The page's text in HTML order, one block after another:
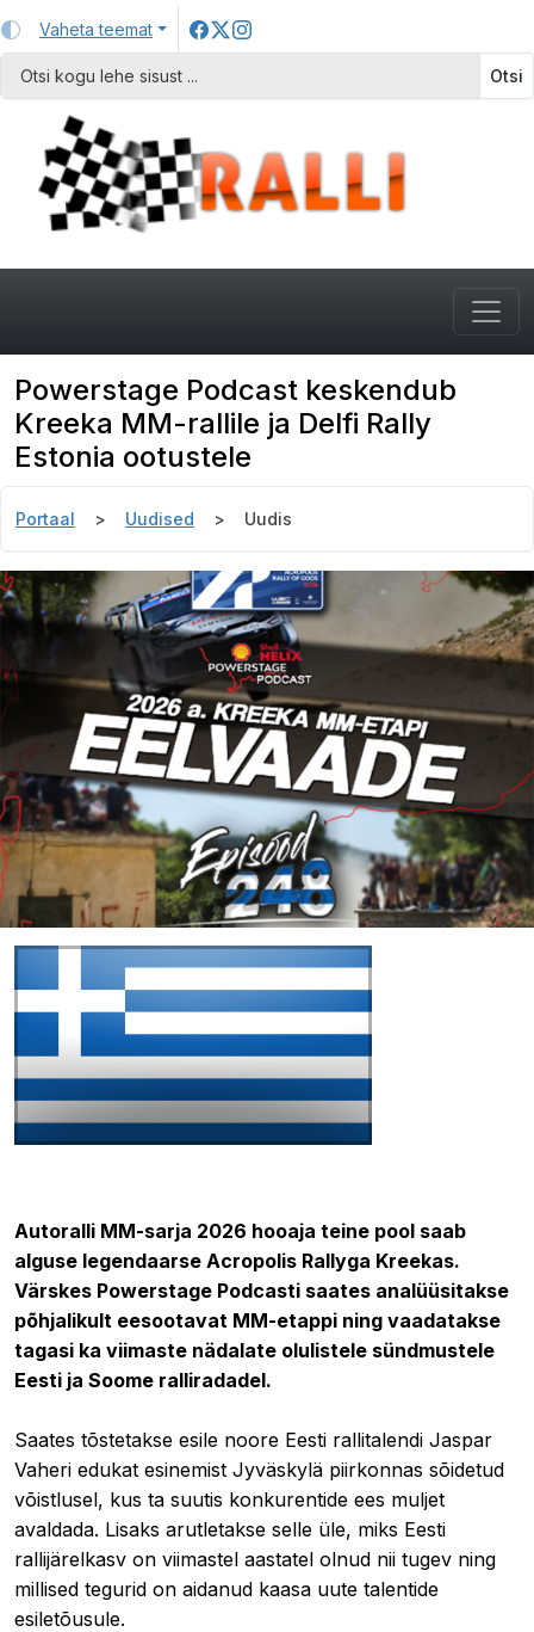
Vaheta teemat
Otsi
Powerstage Podcast keskendub
Kreeka MM-rallile ja Delfi Rally
Estonia ootustele
Portaal Uudised Uudis
Autoralli MM-sarja 2026 hooaja teine pool saab
alguse legendaarse Acropolis Rallyga Kreekas.
Värskes Powerstage Podcasti saates analüüsitakse
põhjalikult eesootavat MM-etappi ning vaadatakse
tagasi ka viimaste nädalate olulistele sündmustele
Eesti ja Soome ralliradadel.
Saates tõstetakse esile noore Eesti rallitalendi Jaspar
Vaheri edukat esinemist Jyväskylä piirkonnas sõidetud
võistlusel, kus ta suutis konkurentide ees muljet
avaldada. Lisaks arutletakse selle üle, miks Eesti
rallijärelkasv on viimastel aastatel olnud nii tugev ning
millised tegurid on aidanud kaasa uute talentide
esiletõusule.